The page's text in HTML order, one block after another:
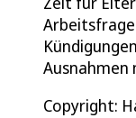
Ausnahmen
Copyright: